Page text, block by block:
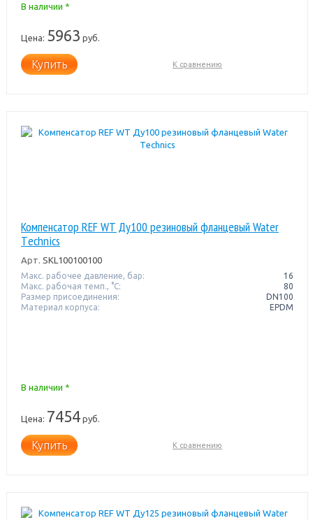
В наличии *
Цена: 5963 руб.
Купить К сравнению
Компенсатор REF WT Ду100 резиновый фланцевый Water
Тechnics
Арт. SKL100100100
Макс. рабочее давление, бар:
16
Макс. рабочая темп., °С:
80
Размер присоединения:
DN100
Материал корпуса:
EPDM
В наличии *
Цена: 7454руб.
Купить К сравнению